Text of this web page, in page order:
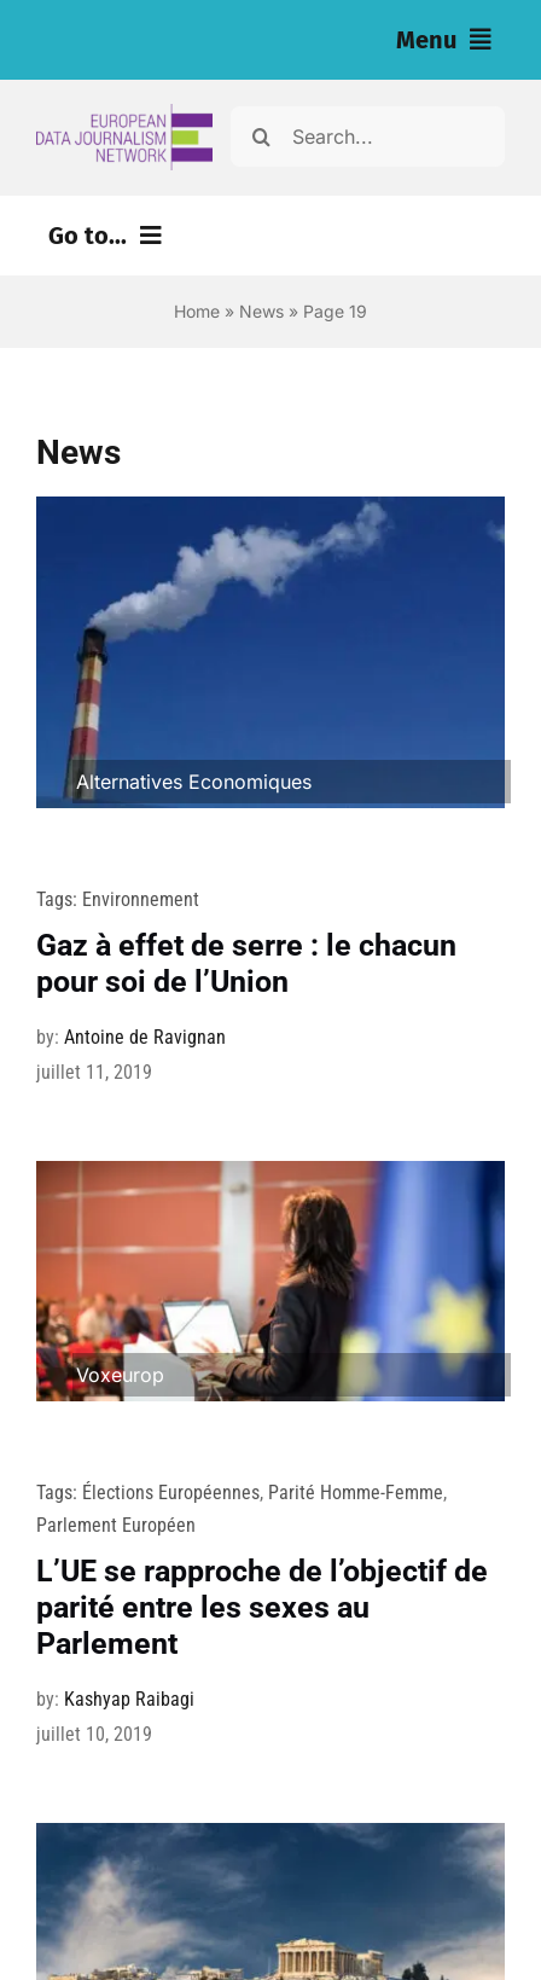
Menu
Ressources pour les journalistes (eng)
Search
Go to...
Home » News » Page 19
News
Alternatives Economiques
Tags: Environnement
Gaz à effet de serre : le chacun
pour soi de l’Union
by: Antoine de Ravignan
juillet 11, 2019
Voxeurop
Tags: Élections Européennes, Parité Homme-Femme,
Parlement Européen
L’UE se rapproche de l’objectif de
parité entre les sexes au
Parlement
by: Kashyap Raibagi
juillet 10, 2019